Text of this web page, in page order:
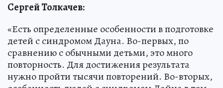
Сергей Толкачев:
«Есть определенные особенности в подготовке
детей с синдромом Дауна. Во-первых, по
сравнению с обычными детьми, это много
повторность. Для достижения результата
нужно пройти тысячи повторений. Во-вторых,